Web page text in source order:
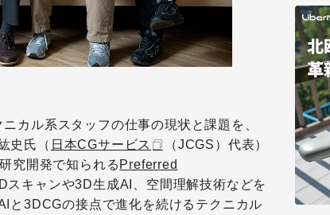
カル系スタッフの仕事の現状と課題を、
史氏（ 日本CGサービス
（JCGS）代表）
究開発で知られる Preferred
スキャンや3D生成AI、空間理解技術などを
と3DCGの接点で進化を続けるテクニカル